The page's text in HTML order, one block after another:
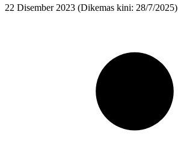
22 Disember 2023 (Dikemas kini: 28/7/2025)